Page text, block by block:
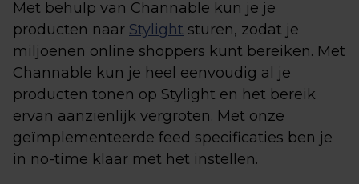
Met behulp van Channable kun je je
producten naar Stylight sturen, zodat je
miljoenen online shoppers kunt bereiken. Met
Channable kun je heel eenvoudig al je
producten tonen op Stylight en het bereik
ervan aanzienlijk vergroten. Met onze
geïmplementeerde feed specificaties ben je
in no-time klaar met het instellen.